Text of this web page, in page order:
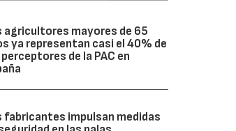
agricultores mayores de 65
ya representan casi el 40% de
de la PAC en
fabricantes impulsan medidas